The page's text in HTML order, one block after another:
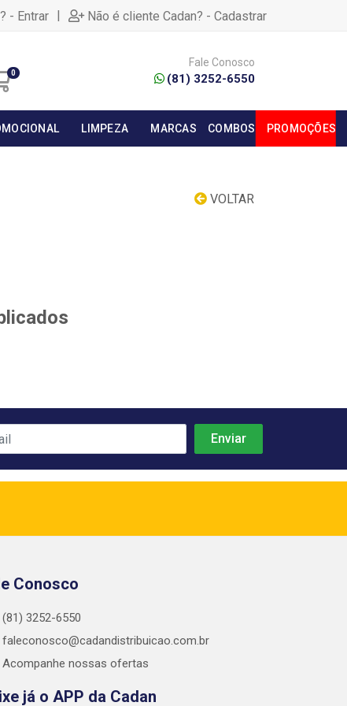
- Entrar | Não é cliente Cadan? - Cadastrar
0
Fale Conosco
(81) 3252-6550
LIMPEZA MARCAS COMBOS PROMOÇÕES
VOLTAR
Conosco
(81) 3252-6550
faleconosco@cadandistribuicao.com.br
Acompanhe nossas ofertas
já o APP da Cadan